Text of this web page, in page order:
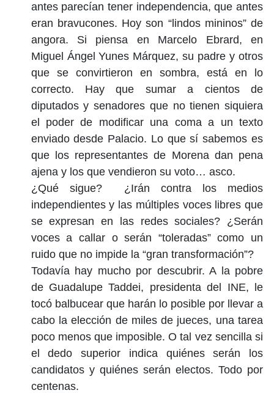
antes parecían tener independencia, que antes
eran bravucones. Hoy son “lindos mininos” de
angora. Si piensa en Marcelo Ebrard, en
Miguel Ángel Yunes Márquez, su padre y otros
que se convirtieron en sombra, está en lo
correcto. Hay que sumar a cientos de
diputados y senadores que no tienen siquiera
el poder de modificar una coma a un texto
enviado desde Palacio. Lo que sí sabemos es
que los representantes de Morena dan pena
ajena y los que vendieron su voto… asco.
¿Qué sigue? ¿Irán contra los medios
independientes y las múltiples voces libres que
se expresan en las redes sociales? ¿Serán
voces a callar o serán “toleradas” como un
ruido que no impide la “gran transformación”?
Todavía hay mucho por descubrir. A la pobre
de Guadalupe Taddei, presidenta del INE, le
tocó balbucear que harán lo posible por llevar a
cabo la elección de miles de jueces, una tarea
poco menos que imposible. O tal vez sencilla si
el dedo superior indica quiénes serán los
candidatos y quiénes serán electos. Todo por
centenas.